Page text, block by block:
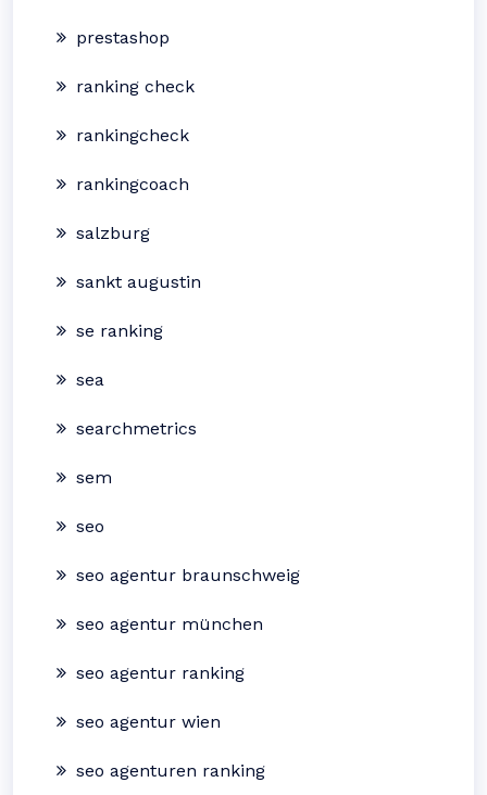
prestashop
ranking check
rankingcheck
rankingcoach
salzburg
sankt augustin
se ranking
sea
searchmetrics
sem
seo
seo agentur braunschweig
seo agentur münchen
seo agentur ranking
seo agentur wien
seo agenturen ranking